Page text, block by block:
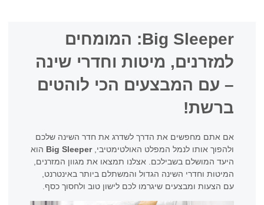
Big Sleeper: המומחים
למזרנים, מיטות וחדרי שינה
– עם המבצעים הכי לוהטים
ברשת!
אם אתם מחפשים את הדרך לשדרג את חדר השינה שלכם
ולהפוך אותו לנמל המפלט האולטימטיבי,Big Sleeper הוא
היעד המושלם בשבילכם. אצלנו תמצאו את מגוון המזרנים,
המיטות וחדרי השינה הגדול והמשתלם ביותר באינטרנט,
עם הצעות ומבצעים שיגרמו לכם לישון טוב ולחסוך כסף.